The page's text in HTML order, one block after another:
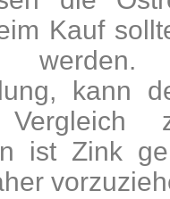
Kauf
werden.
kann
ist Zink